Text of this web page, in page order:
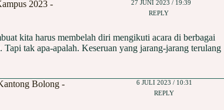
2023 -
27 JUNI 2023 / 19:39
REPLY
kita harus membelah diri mengikuti acara di berbagai
tak apa-apalah. Keseruan yang jarang-jarang terulang
Bolong -
6 JULI 2023 / 10:31
REPLY